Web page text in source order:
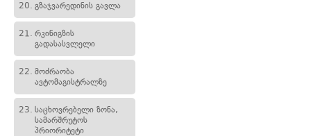
20. გზაჯვარედინის გავლა
21. რკინიგზის
გადასასვლელი
22. მოძრაობა
ავტომაგისტრალზე
23. საცხოვრებელი ზონა,
სამარშრუტოს
პრიორიტეტი